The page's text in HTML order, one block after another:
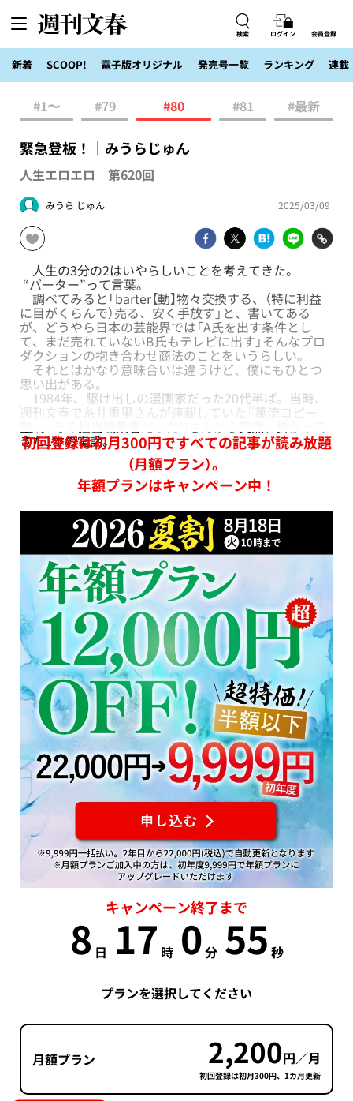
検索 ログイン 会員登録
新着 SCOOP! 電子版オリジナル 発売号一覧 ランキング 連載
#1〜 #79 #80 #81 #最新
緊急登板！｜みうらじゅん
人生エロエロ 第620回
みうら じゅん 2025/03/09
人生の3分の2はいやらしいことを考えてきた。
“バーター”って言葉。
調べてみると「barter【動】物々交換する、（特に利益
に目がくらんで）売る、安く手放す」と、書いてある
が、どうやら日本の芸能界では「A氏を出す条件とし
て、まだ売れていないB氏もテレビに出す」そんなプロ
ダクションの抱き合わせ商法のことをいうらしい。
それとはかなり意味合いは違うけど、僕にもひとつ
思い出がある。
1984年、駆け出しの漫画家だった20代半ば。当時、
週刊文春で糸井重里さんが連載していた『萬流コピー
きた1本の電話。
初回登録は初月300円ですべての記事が読み放題
（月額プラン）。
年額プランはキャンペーン中！
キャンペーン終了まで
8 日 17 時 0分 54 秒
プランを選択してください
月額プラン 2,200円／月
初回登録は初月300円、1カ月更新